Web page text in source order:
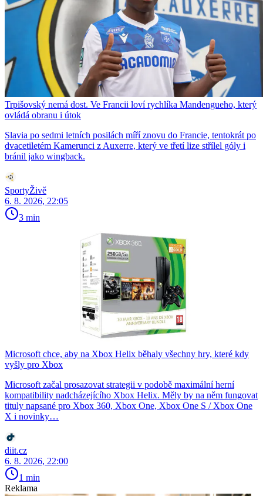
Trpišovský nemá dost. Ve Francii loví rychlíka Mandengueho, který
ovládá obranu i útok
Slavia po sedmi letních posilách míří znovu do Francie, tentokrát po
dvacetiletém Kamerunci z Auxerre, který ve třetí lize střílel góly i
bránil jako wingback.
SportyŽivě
6. 8. 2026, 22:05
3 min
Microsoft chce, aby na Xbox Helix běhaly všechny hry, které kdy
vyšly pro Xbox
Microsoft začal prosazovat strategii v podobě maximální herní
kompatibility nadcházejícího Xbox Helix. Měly by na něm fungovat
tituly napsané pro Xbox 360, Xbox One, Xbox One S / Xbox One
X i novinky…
diit.cz
6. 8. 2026, 22:00
1 min
Reklama